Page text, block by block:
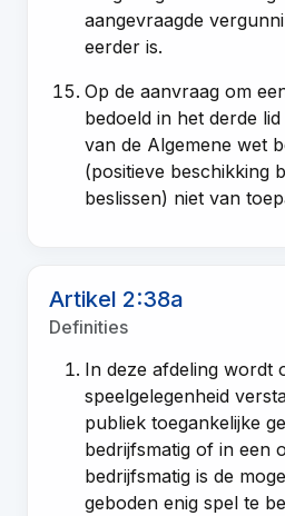
aangevraagde
eerder is.
Op de aanvraag om
bedoeld in het derde
van de Algemene wet
(positieve beschikking
beslissen) niet van
Artikel 2:38a
Definities
In deze afdeling wordt
speelgelegenheid
publiek toegankelijke
bedrijfsmatig of in een
bedrijfsmatig is de
geboden enig spel te